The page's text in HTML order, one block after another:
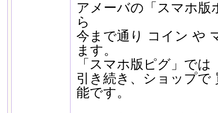
アメーバの「スマホ版
ら
今まで通り コイン や
ます。
「スマホ版ピグ」では
引き続き、ショップで
能です。